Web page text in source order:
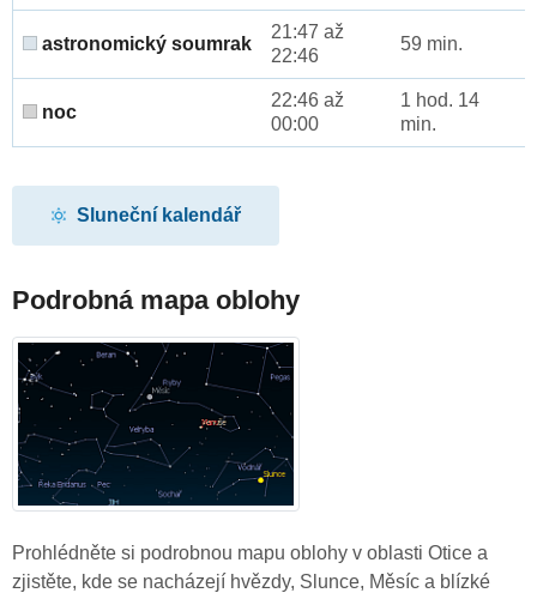
astronomický soumrak
21:47 až
22:46
59 min.
noc
22:46 až
00:00
1 hod. 14
min.
Sluneční kalendář
Podrobná mapa oblohy
Prohlédněte si podrobnou mapu oblohy v oblasti Otice a
zjistěte, kde se nacházejí hvězdy, Slunce, Měsíc a blízké